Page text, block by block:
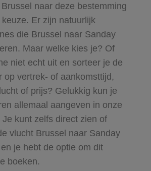
naar deze bestemming
Er zijn natuurlijk
die Brussel naar Sanday
Maar welke kies je? Of
niet echt uit en sorteer je de
op vertrek- of aankomsttijd,
of prijs? Gelukkig kun je
allemaal aangeven in onze
kunt zelfs direct zien of
vlucht Brussel naar Sanday
je hebt de optie om dit
boeken.